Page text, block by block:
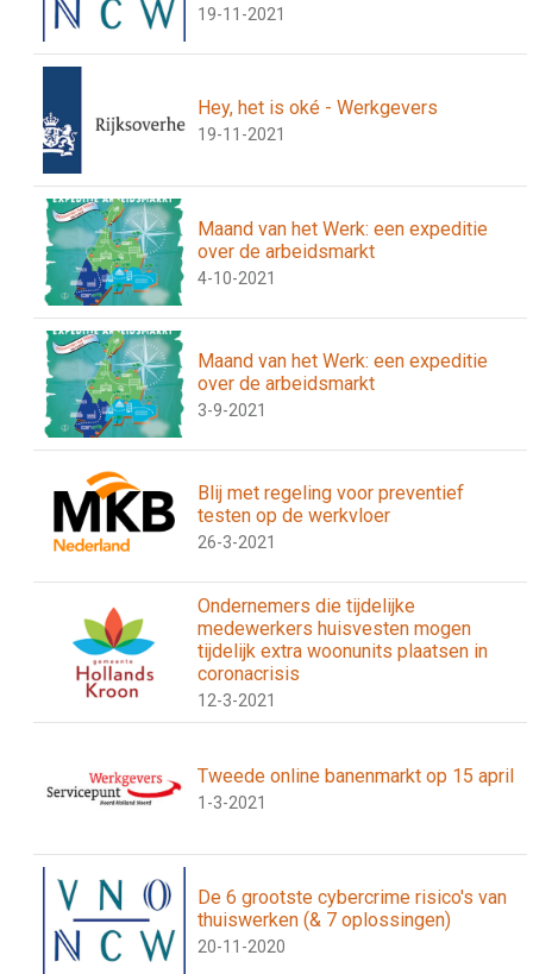
19-11-2021
Hey, het is oké - Werkgevers
19-11-2021
Maand van het Werk: een expeditie
over de arbeidsmarkt
4-10-2021
Maand van het Werk: een expeditie
over de arbeidsmarkt
3-9-2021
Blij met regeling voor preventief
testen op de werkvloer
26-3-2021
Ondernemers die tijdelijke
medewerkers huisvesten mogen
tijdelijk extra woonunits plaatsen in
coronacrisis
12-3-2021
Tweede online banenmarkt op 15 april
1-3-2021
De 6 grootste cybercrime risico's van
thuiswerken (& 7 oplossingen)
20-11-2020